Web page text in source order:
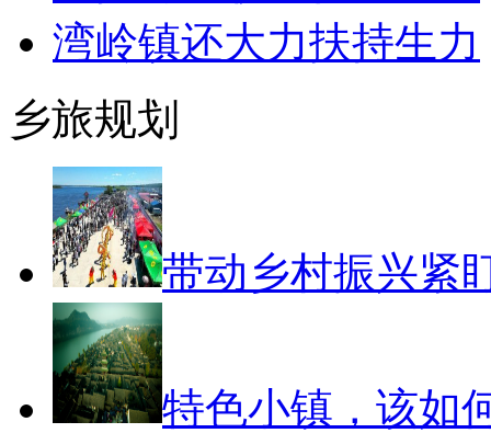
湾岭镇还大力扶持生力
乡旅规划
带动乡村振兴紧
特色小镇，该如